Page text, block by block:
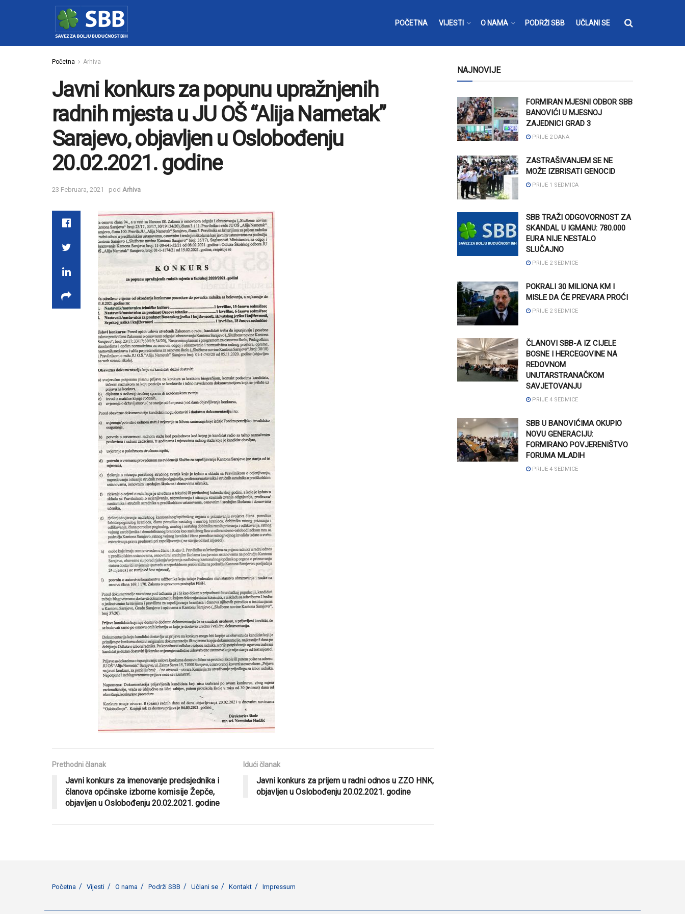
POČETNA VIJESTI O NAMA PODRŽI SBB UČLANI SE
Početna Arhiva
Javni konkurs za popunu upražnjenih
radnih mjesta u JU OŠ “Alija Nametak”
Sarajevo, objavljen u Oslobođenju
20.02.2021. godine
23 Februara, 2021 pod Arhiva
Prethodni članak
Javni konkurs za imenovanje predsjednika i
članova općinske izborne komisije Žepče,
objavljen u Oslobođenju 20.02.2021. godine
Idući članak
Javni konkurs za prijem u radni odnos u ZZO HNK,
objavljen u Oslobođenju 20.02.2021. godine
NAJNOVIJE
FORMIRAN MJESNI ODBOR SBB
BANOVIĆI U MJESNOJ
ZAJEDNICI GRAD 3
PRIJE 2 DANA
ZASTRAŠIVANJEM SE NE
MOŽE IZBRISATI GENOCID
PRIJE 1 SEDMICA
SBB TRAŽI ODGOVORNOST ZA
SKANDAL U IGMANU: 780.000
EURA NIJE NESTALO
SLUČAJNO
PRIJE 2 SEDMICE
POKRALI 30 MILIONA KM I
MISLE DA ĆE PREVARA PROĆI
PRIJE 2 SEDMICE
ČLANOVI SBB-A IZ CIJELE
BOSNE I HERCEGOVINE NA
REDOVNOM
UNUTARSTRANAČKOM
SAVJETOVANJU
PRIJE 4 SEDMICE
SBB U BANOVIĆIMA OKUPIO
NOVU GENERACIJU:
FORMIRANO POVJERENIŠTVO
FORUMA MLADIH
PRIJE 4 SEDMICE
Početna Vijesti O nama Podrži SBB Učlani se Kontakt Impressum